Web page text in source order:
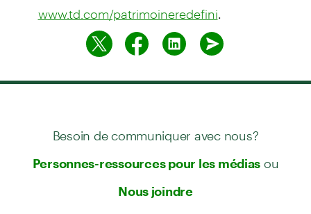
www.td.com/patrimoineredefini
Besoin de communiquer avec nous?
Personnes-ressources pour les médias ou
Nous joindre